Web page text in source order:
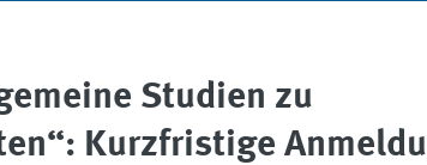
Studien zu
Kurzfristige